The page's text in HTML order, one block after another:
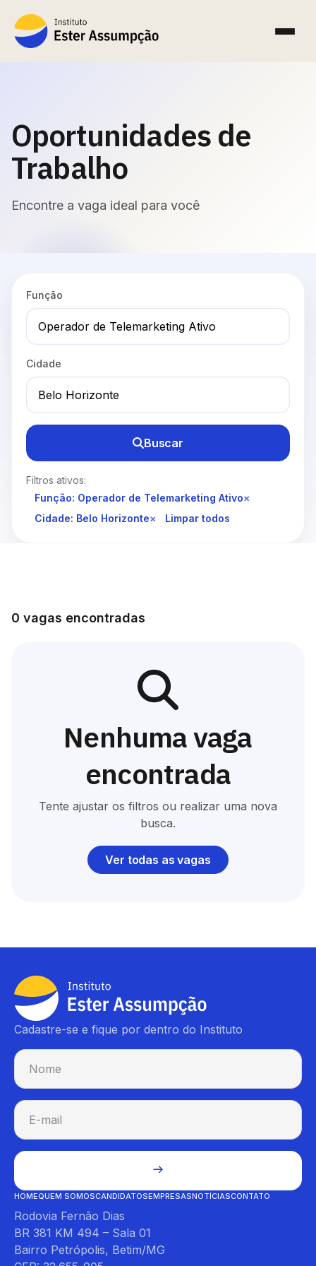
Oportunidades de
Trabalho
Encontre a vaga ideal para você
Função
Cidade
Buscar
Filtros ativos:
Função: Operador de Telemarketing Ativo×
Cidade: Belo Horizonte× Limpar todos
0 vagas encontradas
Nenhuma vaga
encontrada
Tente ajustar os filtros ou realizar uma nova
busca.
Ver todas as vagas
Cadastre-se e fique por dentro do Instituto
HOMEQUEM SOMOSCANDIDATOSEMPRESASNOTÍCIASCONTATO
Rodovia Fernão Dias
BR 381 KM 494 – Sala 01
Bairro Petrópolis, Betim/MG